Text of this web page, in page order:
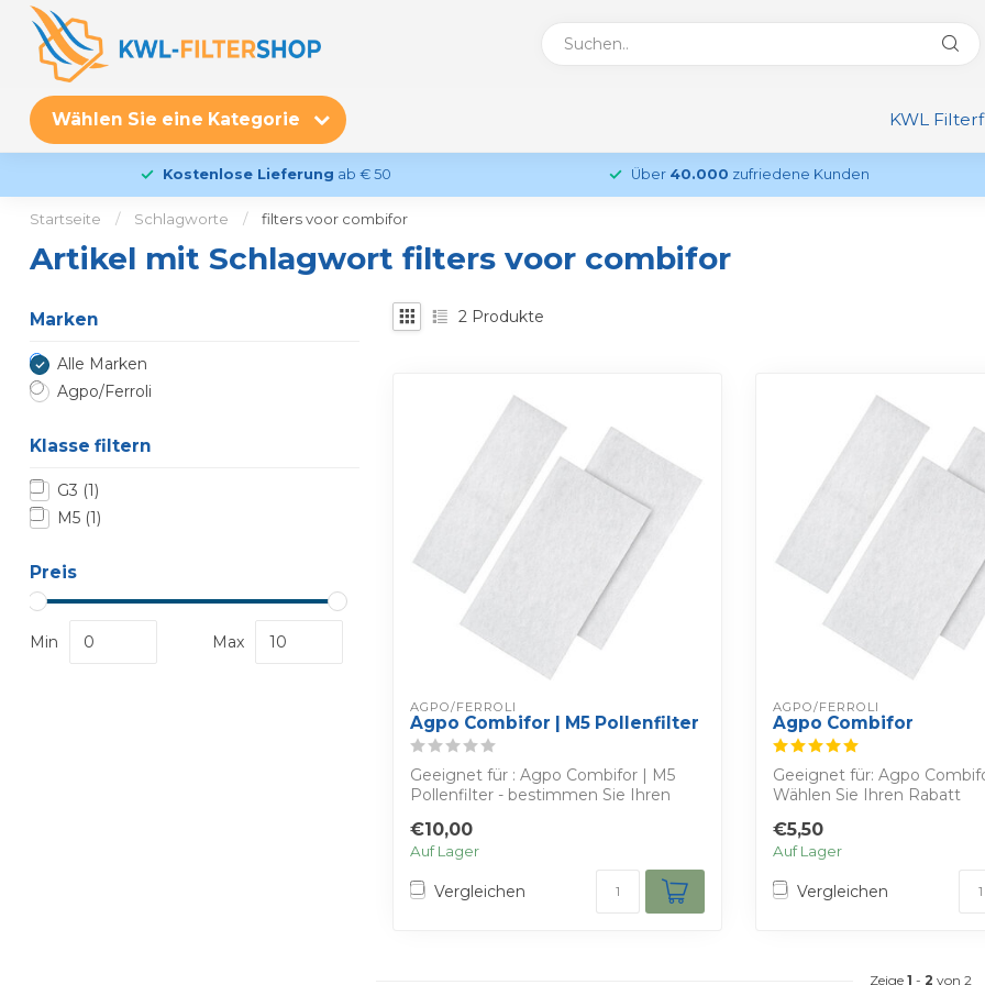
Wählen Sie eine Kategorie KWL
Kostenlose Lieferung ab € 50 Über 40.000 zufriedene Kunden
Startseite / Schlagworte / filters voor combifor
Artikel mit Schlagwort filters voor combifor
Marken
Alle Marken
Agpo/Ferroli
Klasse filtern
G3 (1)
M5 (1)
Preis
Min Max
2 Produkte
AGPO/FERROLI
Agpo Combifor | M5 Pollenfilter
Geeignet für : Agpo Combifor | M5
Pollenfilter - bestimmen Sie Ihren
Sie...
€10,00
Auf Lager
Vergleichen
AGPO/FERROLI
Agpo Combifor
Geeignet für: Agpo
Wählen Sie Ihren Rabatt
€5,50
Auf Lager
Vergleichen
Zeige 1 - 2 von 2